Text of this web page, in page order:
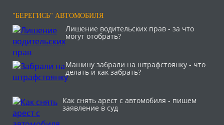
"БЕРЕГИСЬ" АВТОМОБИЛЯ
Лишение водительских прав - за что
могут отобрать?
Машину забрали на штрафстоянку - что
делать и как забрать?
Как снять арест с автомобиля - пишем
заявление в суд